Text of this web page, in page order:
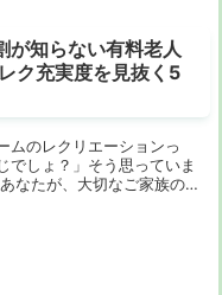
が知らない有料老人
ク充実度を見抜く5
ムのレクリエーションっ
でしょ？」そう思っていま
なたが、大切なご家族のた